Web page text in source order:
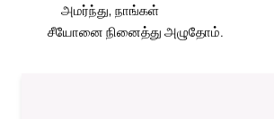
அமர்ந்து, நாங்கள்
சீயோனை நினைத்து அழுதோம்.